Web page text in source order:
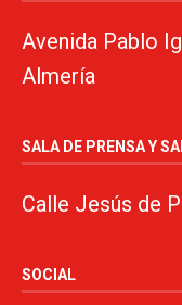
Avenida Pablo
Almería
SALA DE PRENSA Y
Calle Jesús de
SOCIAL